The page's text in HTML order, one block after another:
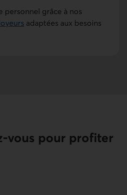
personnel grâce à nos
adaptées aux besoins
vous pour profiter